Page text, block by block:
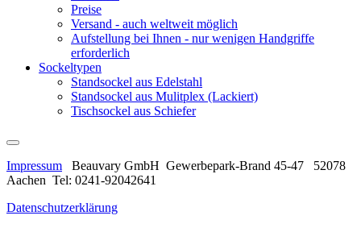
Preise
Versand - auch weltweit möglich
Aufstellung bei Ihnen - nur wenigen Handgriffe
erforderlich
Sockeltypen
Standsockel aus Edelstahl
Standsockel aus Mulitplex (Lackiert)
Tischsockel aus Schiefer
Impressum Beauvary GmbH Gewerbepark-Brand 45-47 52078
Aachen Tel: 0241-92042641
Datenschutzerklärung